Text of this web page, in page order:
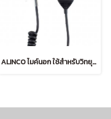
ALINCO ไมค์นอก ใช้สำหรับวิทยุสื่อสารโมบาย DR-245PL สีดำ